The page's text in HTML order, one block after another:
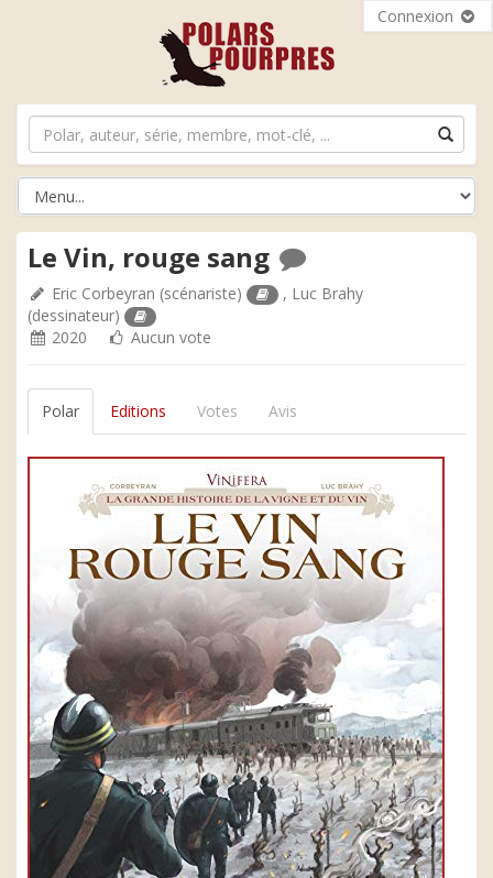
Connexion
Le Vin, rouge sang
Eric Corbeyran (scénariste) , Luc Brahy
(dessinateur)
2020
Aucun vote
Polar Editions Votes Avis